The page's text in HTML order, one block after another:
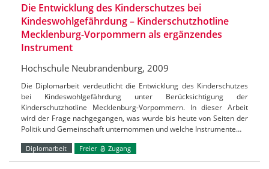
Die Entwicklung des Kinderschutzes bei
Kindeswohlgefährdung – Kinderschutzhotline
Mecklenburg-Vorpommern als ergänzendes
Instrument
Hochschule Neubrandenburg, 2009
Die Diplomarbeit verdeutlicht die Entwicklung des Kinderschutzes
bei Kindeswohlgefährdung unter Berücksichtigung der
Kinderschutzhotline Mecklenburg-Vorpommern. In dieser Arbeit
wird der Frage nachgegangen, was wurde bis heute von Seiten der
Politik und Gemeinschaft unternommen und welche Instrumente…
Diplomarbeit Freier Zugang